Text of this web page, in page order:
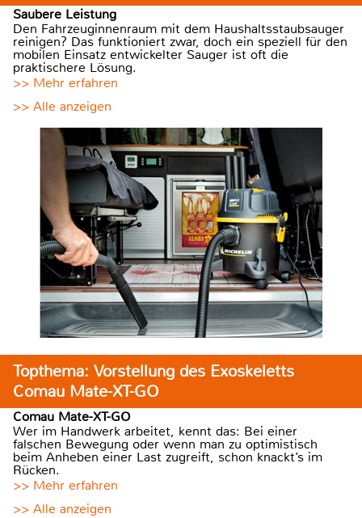
Saubere Leistung
Den Fahrzeuginnenraum mit dem Haushaltsstaubsauger
reinigen? Das funktioniert zwar, doch ein speziell für den
mobilen Einsatz entwickelter Sauger ist oft die
praktischere Lösung.
>> Mehr erfahren
>> Alle anzeigen
Topthema: Vorstellung des Exoskeletts
Comau Mate-XT-GO
Comau Mate-XT-GO
Wer im Handwerk arbeitet, kennt das: Bei einer
falschen Bewegung oder wenn man zu optimistisch
beim Anheben einer Last zugreift, schon knackt’s im
Rücken.
>> Mehr erfahren
>> Alle anzeigen